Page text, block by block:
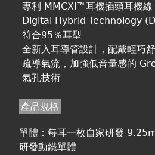
專利 MMCXi™耳機插頭耳機線
Digital Hybrid Technology
符合95％耳型
全新入耳導管設計，配戴輕巧
疏導氣流，加強低音量感的
氣孔技術
產品規格
單體：每耳一枚自家研發
研發動鐵單體